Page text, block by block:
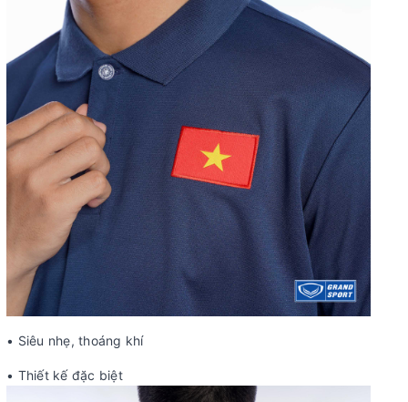
• Siêu nhẹ, thoáng khí
• Thiết kế đặc biệt